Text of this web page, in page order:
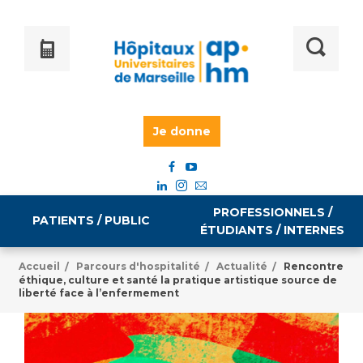
Je donne
PATIENTS / PUBLIC
Informations pratiques
Accès à votre dossier médical
PROFESSIONNELS /
ÉTUDIANTS / INTERNES
Égalité professionnelle
Emploi / formation
Accueil / Parcours d'hospitalité / Actualité /
Rencontre
éthique, culture et santé la pratique artistique source de
liberté face à l’enfermement